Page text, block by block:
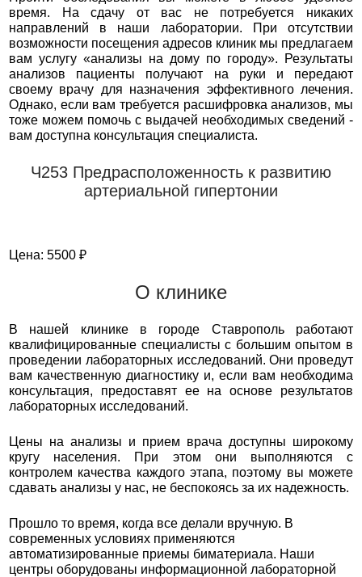
время. На сдачу от вас не потребуется никаких
направлений в наши лаборатории. При отсутствии
возможности посещения адресов клиник мы предлагаем
вам услугу «анализы на дому по городу». Результаты
анализов пациенты получают на руки и передают
своему врачу для назначения эффективного лечения.
Однако, если вам требуется расшифровка анализов, мы
тоже можем помочь с выдачей необходимых сведений -
вам доступна консультация специалиста.
Ч253 Предрасположенность к развитию
артериальной гипертонии
Цена: 5500 ₽
О клинике
В нашей клинике в городе Ставрополь работают
квалифицированные специалисты с большим опытом в
проведении лабораторных исследований. Они проведут
вам качественную диагностику и, если вам необходима
консультация, предоставят ее на основе результатов
лабораторных исследований.
Цены на анализы и прием врача доступны широкому
кругу населения. При этом они выполняются с
контролем качества каждого этапа, поэтому вы можете
сдавать анализы у нас, не беспокоясь за их надежность.
Прошло то время, когда все делали вручную. В
современных условиях применяются
автоматизированные приемы биматериала. Наши
центры оборудованы информационной лабораторной